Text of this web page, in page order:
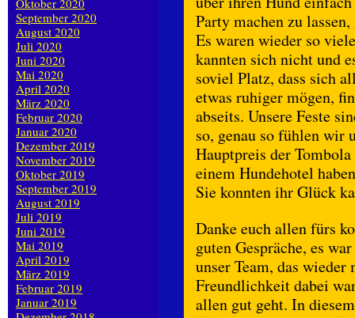
Party machen zu
Es waren wieder so
kannten sich nicht und
soviel Platz, dass sich
etwas ruhiger mögen,
abseits. Unsere Feste
so, genau so fühlen wir
Hauptpreis der
einem Hundehotel
Sie konnten ihr Glück
Danke euch allen fürs
guten Gespräche, es
unser Team, das
Freundlichkeit dabei
allen gut geht. In
Oktober 2020
September 2020
August 2020
Juli 2020
Juni 2020
Mai 2020
April 2020
März 2020
Februar 2020
Januar 2020
Dezember 2019
November 2019
Oktober 2019
September 2019
August 2019
Juli 2019
Juni 2019
Mai 2019
April 2019
März 2019
Februar 2019
Januar 2019